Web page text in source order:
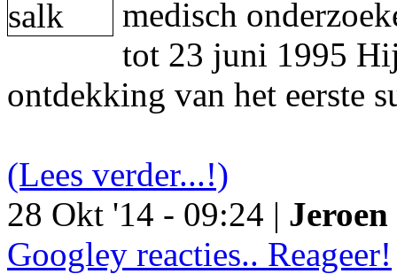
medisch
tot 23 juni 1995
ontdekking van het eerste
(Lees verder...!)
28 Okt '14 - 09:24 |
Googley reacties.. Reageer!